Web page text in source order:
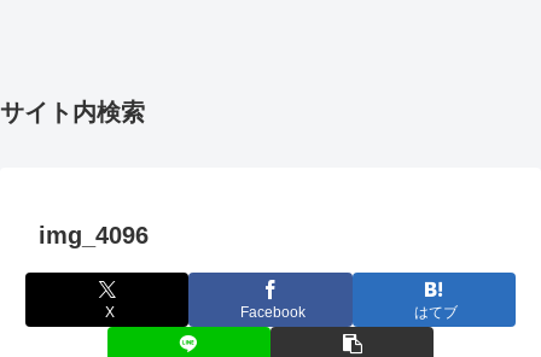
サイト内検索
img_4096
X Facebook はてブ